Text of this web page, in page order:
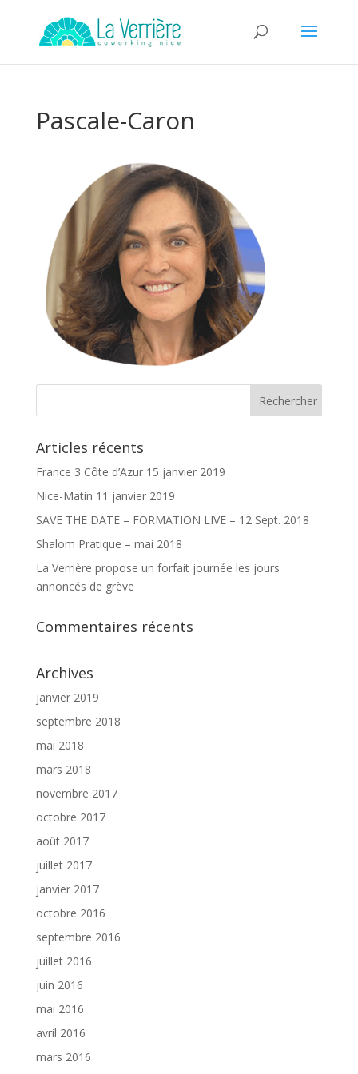
Pascale-Caron
Articles récents
France 3 Côte d’Azur 15 janvier 2019
Nice-Matin 11 janvier 2019
SAVE THE DATE – FORMATION LIVE – 12 Sept. 2018
Shalom Pratique – mai 2018
La Verrière propose un forfait journée les jours
annoncés de grève
Commentaires récents
Archives
janvier 2019
septembre 2018
mai 2018
mars 2018
novembre 2017
octobre 2017
août 2017
juillet 2017
janvier 2017
octobre 2016
septembre 2016
juillet 2016
juin 2016
mai 2016
avril 2016
mars 2016